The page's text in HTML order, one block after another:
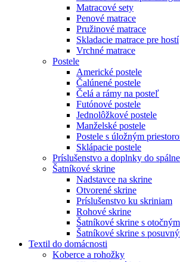
Matracové sety
Penové matrace
Pružinové matrace
Skladacie matrace pre hostí
Vrchné matrace
Postele
Americké postele
Čalúnené postele
Čelá a rámy na posteľ
Futónové postele
Jednolôžkové postele
Manželské postele
Postele s úložným
Sklápacie postele
Príslušenstvo a doplnky do spálne
Šatníkové skrine
Nadstavce na skrine
Otvorené skrine
Príslušenstvo ku skriniam
Rohové skrine
Šatníkové skrine s
Šatníkové skrine s
Textil do domácnosti
Koberce a rohožky